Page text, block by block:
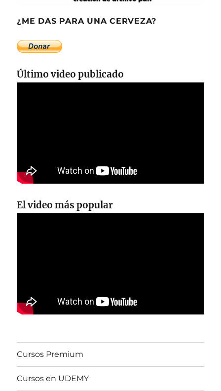
¿ME DAS PARA UNA CERVEZA?
Último video publicado
El video más popular
Cursos Premium
Cursos en UDEMY